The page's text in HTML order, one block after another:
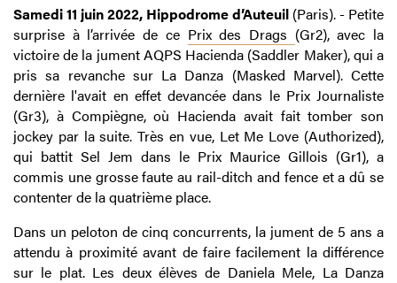
Samedi 11 juin 2022, Hippodrome d’Auteuil (Paris). - Petite
surprise à l’arrivée de ce Prix des Drags (Gr2), avec la
victoire de la jument AQPS Hacienda (Saddler Maker), qui a
pris sa revanche sur La Danza (Masked Marvel). Cette
dernière l'avait en effet devancée dans le Prix Journaliste
(Gr3), à Compiègne, où Hacienda avait fait tomber son
jockey par la suite. Très en vue, Let Me Love (Authorized),
qui battit Sel Jem dans le Prix Maurice Gillois (Gr1), a
commis une grosse faute au rail-ditch and fence et a dû se
contenter de la quatrième place.
Dans un peloton de cinq concurrents, la jument de 5 ans a
attendu à proximité avant de faire facilement la différence
sur le plat. Les deux élèves de Daniela Mele, La Danza